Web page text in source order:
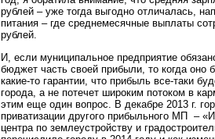
рублей – уже тогда выгодно отличалась,
питания – где среднемесячные выплаты
рублей.
И, если муниципальное предприятие
бюджет часть своей прибыли, то когда оно
какие-то гарантии, что прибыль все-таки
города, а не потечет широким потоком в
этим еще один вопрос. В декабре 2013 г.
приватизации другого прибыльного МП –
центра по землеустройству и